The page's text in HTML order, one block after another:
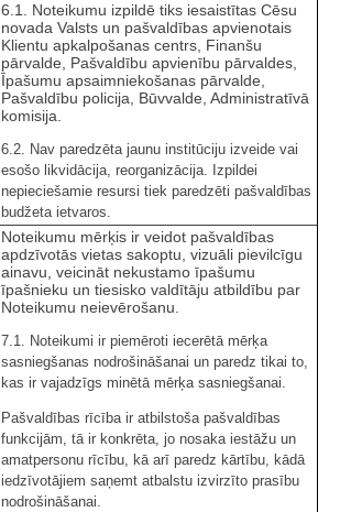
6.1. Noteikumu izpildē tiks iesaistītas Cēsu
novada Valsts un pašvaldības apvienotais
Klientu apkalpošanas centrs, Finanšu
pārvalde, Pašvaldību apvienību pārvaldes,
Īpašumu apsaimniekošanas pārvalde,
Pašvaldību policija, Būvvalde, Administratīvā
komisija.
6.2. Nav paredzēta jaunu institūciju izveide vai
esošo likvidācija, reorganizācija. Izpildei
nepieciešamie resursi tiek paredzēti pašvaldības
budžeta ietvaros.
Noteikumu mērķis ir veidot pašvaldības
apdzīvotās vietas sakoptu, vizuāli pievilcīgu
ainavu, veicināt nekustamo īpašumu
īpašnieku un tiesisko valdītāju atbildību par
Noteikumu neievērošanu.
7.1. Noteikumi ir piemēroti iecerētā mērķa
sasniegšanas nodrošināšanai un paredz tikai to,
kas ir vajadzīgs minētā mērķa sasniegšanai.
Pašvaldības rīcība ir atbilstoša pašvaldības
funkcijām, tā ir konkrēta, jo nosaka iestāžu un
amatpersonu rīcību, kā arī paredz kārtību, kādā
iedzīvotājiem saņemt atbalstu izvirzīto prasību
nodrošināšanai.